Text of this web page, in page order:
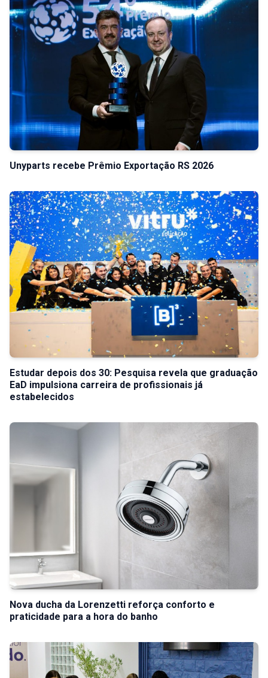
Unyparts recebe Prêmio Exportação RS 2026
Estudar depois dos 30: Pesquisa revela que graduação
EaD impulsiona carreira de profissionais já
estabelecidos
Nova ducha da Lorenzetti reforça conforto e
praticidade para a hora do banho